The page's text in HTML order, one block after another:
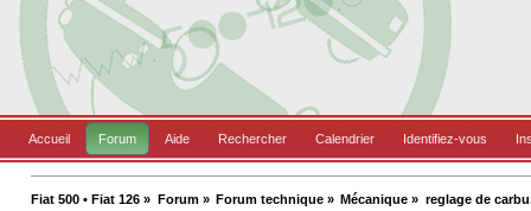
Accueil Forum Aide Rechercher Calendrier Identifiez-vous
Fiat 500 • Fiat 126 » Forum» Forum technique» Mécanique » reglage de